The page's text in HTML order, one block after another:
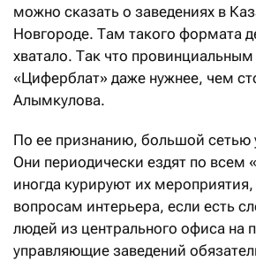
можно сказать о заведениях в
Новгороде. Там такого формата
хватало. Так что
«Циферблат» даже нужнее, чем
Алымкулова.
По ее признанию, большой сетью
Они периодически ездят по всем
иногда курируют их
вопросам интерьера, если есть
людей из центрального офиса на
управляющие заведений